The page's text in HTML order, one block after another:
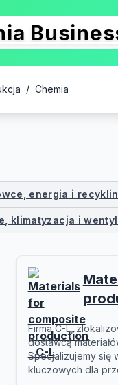
/ Chemia
energia i
klimatyzacja i
Firma C-L,
dostawcą
Specjalizujemy się
kluczowych dla